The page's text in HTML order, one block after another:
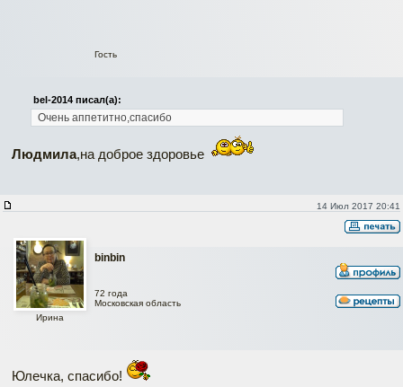
Гость
bel-2014 писал(а):
Очень аппетитно,спасибо
Людмила,на доброе здоровье
14 Июл 2017 20:41
binbin
Ирина
72 года
Московская область
Юлечка, спасибо!